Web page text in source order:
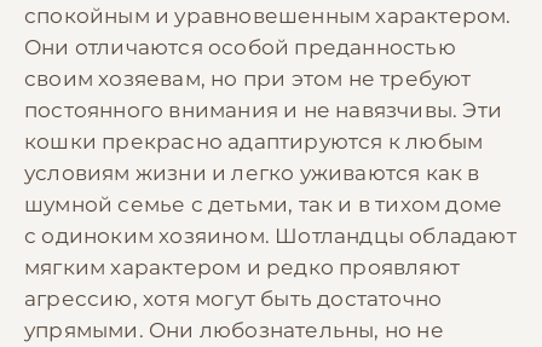
спокойным и уравновешенным характером.
Они отличаются особой преданностью
своим хозяевам, но при этом не требуют
постоянного внимания и не навязчивы. Эти
кошки прекрасно адаптируются к любым
условиям жизни и легко уживаются как в
шумной семье с детьми, так и в тихом доме
с одиноким хозяином. Шотландцы обладают
мягким характером и редко проявляют
агрессию, хотя могут быть достаточно
упрямыми. Они любознательны, но не